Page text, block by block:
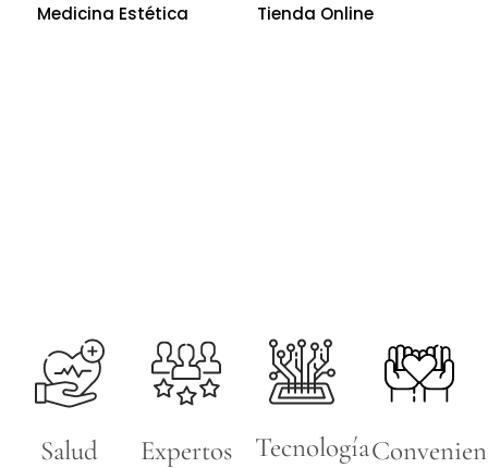
Medicina Estética Tienda Online
Salud
Expertos
Tecnología